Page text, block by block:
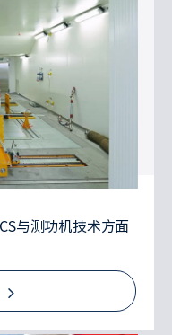
与测功机技术方面